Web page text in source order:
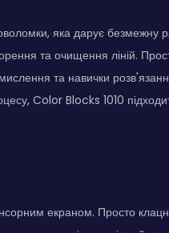
яка дарує безмежну
та очищення ліній.
та навички
Color Blocks 1010
екраном. Просто